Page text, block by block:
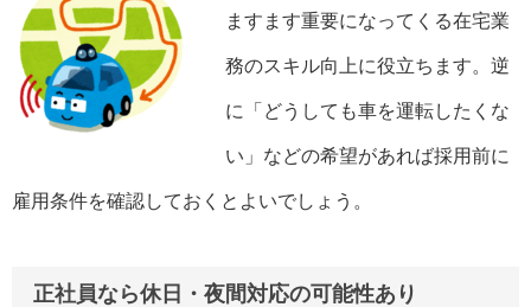
ますます重要になってくる在宅業
務のスキル向上に役立ちます。逆
に「どうしても車を運転したくな
い」などの希望があれば採用前に
雇用条件を確認しておくとよいでしょう。
正社員なら休日・夜間対応の可能性あり